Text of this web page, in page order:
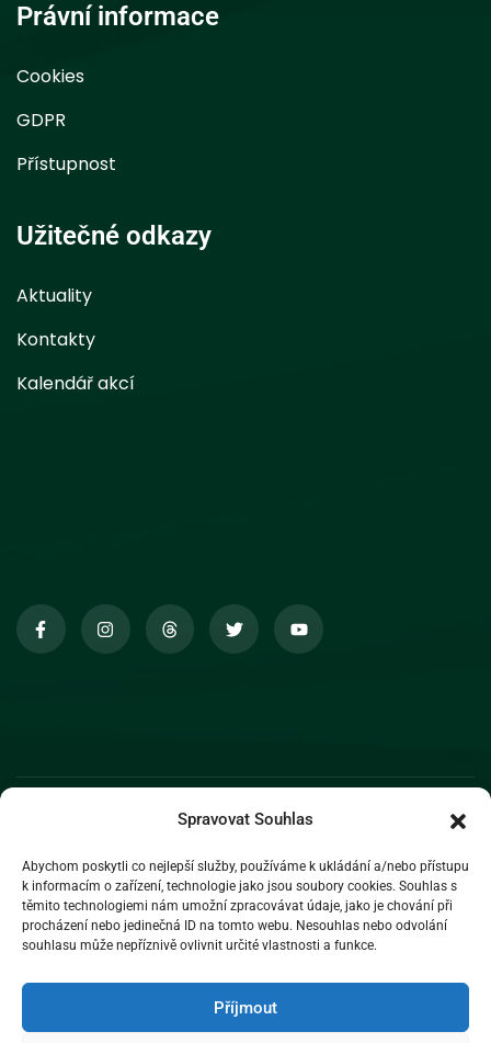
Spravovat Souhlas
Abychom poskytli co nejlepší služby, používáme k ukládání a/nebo přístupu
k informacím o zařízení, technologie jako jsou soubory cookies. Souhlas s
těmito technologiemi nám umožní zpracovávat údaje, jako je chování při
procházení nebo jedinečná ID na tomto webu. Nesouhlas nebo odvolání
souhlasu může nepříznivě ovlivnit určité vlastnosti a funkce.
Příjmout
Právní informace
Cookies
GDPR
Přístupnost
Užitečné odkazy
Aktuality
Kontakty
Kalendář akcí